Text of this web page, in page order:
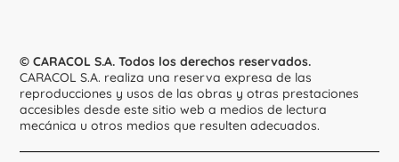
© CARACOL S.A. Todos los derechos reservados.
CARACOL S.A. realiza una reserva expresa de las
reproducciones y usos de las obras y otras prestaciones
accesibles desde este sitio web a medios de lectura
mecánica u otros medios que resulten adecuados.